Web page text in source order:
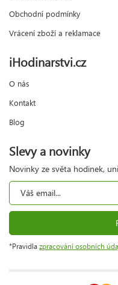
Obchodní podmínky
Vrácení zboží a reklamace
iHodinarstvi.cz
O nás
Kontakt
Blog
Slevy a novinky
Novinky ze světa hodinek,
*Pravidla zpracování osobních